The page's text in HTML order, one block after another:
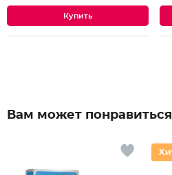
Вам может понравиться